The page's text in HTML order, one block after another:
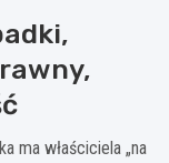
ma właściciela „na